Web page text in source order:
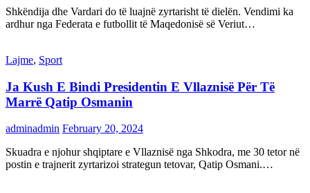
Shkëndija dhe Vardari do të luajnë zyrtarisht të dielën. Vendimi ka
ardhur nga Federata e futbollit të Maqedonisë së Veriut…
Lajme, Sport
Ja Kush E Bindi Presidentin E Vllaznisë Për Të
Marrë Qatip Osmanin
adminadmin February 20, 2024
Skuadra e njohur shqiptare e Vllaznisë nga Shkodra, me 30 tetor në
postin e trajnerit zyrtarizoi strategun tetovar, Qatip Osmani.…